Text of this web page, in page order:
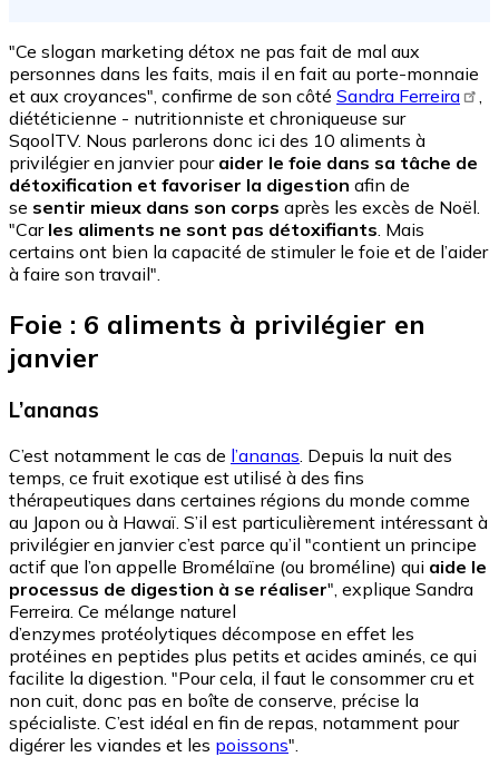
"Ce slogan marketing détox ne pas fait de mal aux
personnes dans les faits, mais il en fait au porte-monnaie
et aux croyances", confirme de son côté Sandra Ferreira
,
diététicienne - nutritionniste et chroniqueuse sur
SqoolTV. Nous parlerons donc ici des 10 aliments à
privilégier en janvier pour aider le foie dans sa tâche de
détoxification et favoriser la digestion afin de
se sentir mieux dans son corps après les excès de Noël.
"Car les aliments ne sont pas détoxifiants. Mais
certains ont bien la capacité de stimuler le foie et de l’aider
à faire son travail".
Foie : 6 aliments à privilégier en
janvier
L’ananas
C’est notamment le cas de l’ananas . Depuis la nuit des
temps, ce fruit exotique est utilisé à des fins
thérapeutiques dans certaines régions du monde comme
au Japon ou à Hawaï. S’il est particulièrement intéressant à
privilégier en janvier c’est parce qu’il "contient un principe
actif que l’on appelle Bromélaïne (ou broméline) qui aide le
processus de digestion à se réaliser", explique Sandra
Ferreira. Ce mélange naturel
d’enzymes protéolytiques décompose en effet les
protéines en peptides plus petits et acides aminés, ce qui
facilite la digestion. "Pour cela, il faut le consommer cru et
non cuit, donc pas en boîte de conserve, précise la
spécialiste. C’est idéal en fin de repas, notamment pour
digérer les viandes et les poissons".